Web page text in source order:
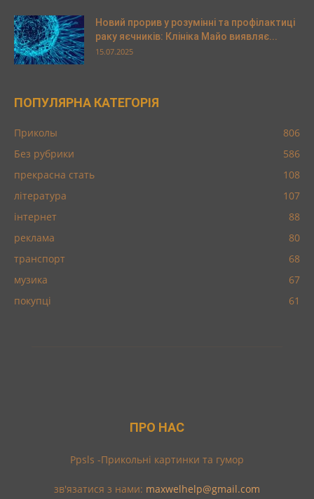
Новий прорив у розумінні та профілактиці
раку яєчників: Клініка Майо виявляє...
15.07.2025
ПОПУЛЯРНА КАТЕГОРІЯ
Приколы
806
Без рубрики
586
прекрасна стать
108
література
107
інтернет
88
реклама
80
транспорт
68
музика
67
покупці
61
ПРО НАС
Ppsls -Прикольні картинки та гумор
зв'язатися з нами: maxwelhelp@gmail.com